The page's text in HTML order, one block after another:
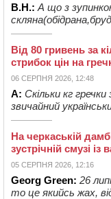
В.Н.: А що з
Від 80 гривень за
стрибок цін на
06 СЕРПНЯ 2026, 12:48
А: Скільки кг
звичайний
На черкаській
зустрічній смузі із
05 СЕРПНЯ 2026, 12:16
Georg Green: 26
то це якийсь жах,